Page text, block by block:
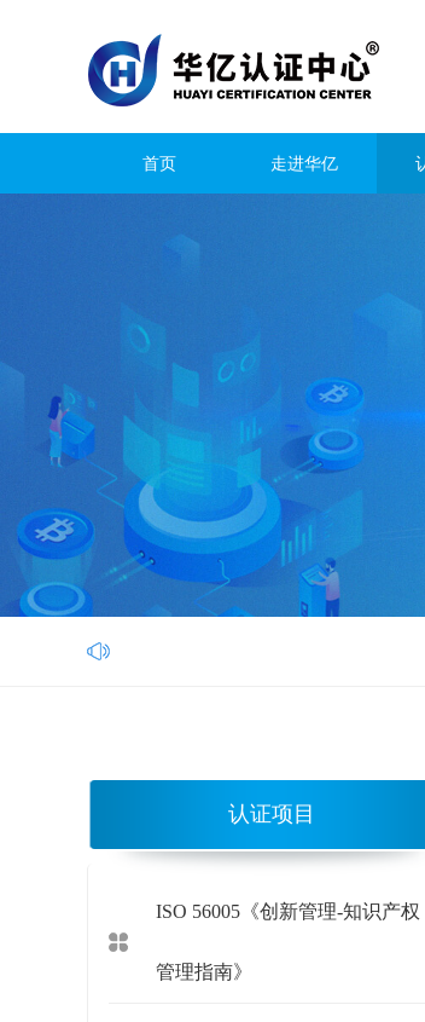
首页 走进华亿
认证项目
ISO 56005《创新管理-知识产权
管理指南》